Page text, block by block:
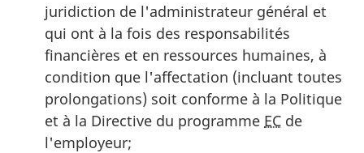
juridiction de l'administrateur général et
qui ont à la fois des responsabilités
financières et en ressources humaines, à
condition que l'affectation (incluant toutes
prolongations) soit conforme à la Politique
et à la Directive du programme EC de
l'employeur;